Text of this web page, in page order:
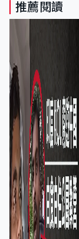
推薦閱讀